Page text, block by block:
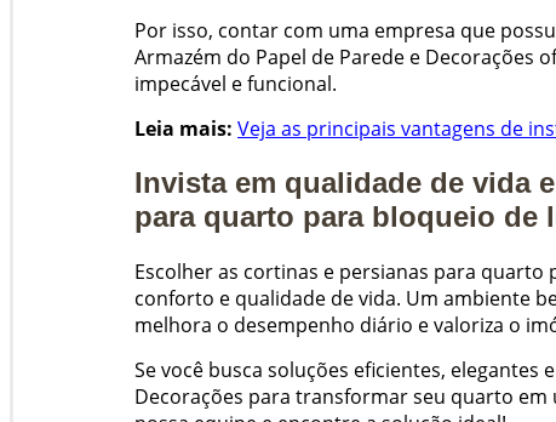
Por isso, contar com uma empresa que
Armazém do Papel de Parede e Decorações
impecável e funcional.
Leia mais: Veja as principais vantagens de
Invista em qualidade de vida
para quarto para bloqueio de
Escolher as cortinas e persianas para
conforto e qualidade de vida. Um ambiente
melhora o desempenho diário e valoriza o
Se você busca soluções eficientes, elegantes
Decorações para transformar seu quarto